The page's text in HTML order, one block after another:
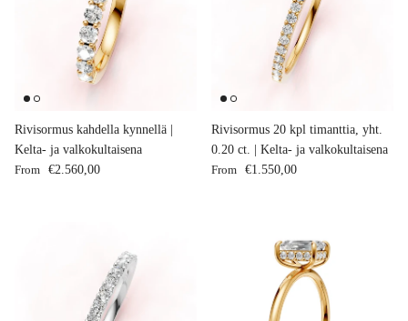
Rivisormus kahdella kynnellä |
Kelta- ja valkokultaisena
Regular price
From €2.560,00
Rivisormus 20 kpl timanttia, yht.
0.20 ct. | Kelta- ja valkokultaisena
Regular price
From €1.550,00